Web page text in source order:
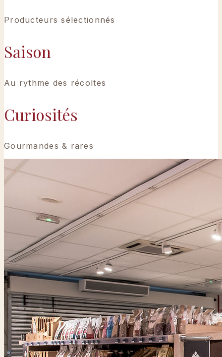
Producteurs sélectionnés
Saison
Au rythme des récoltes
Curiosités
Gourmandes & rares